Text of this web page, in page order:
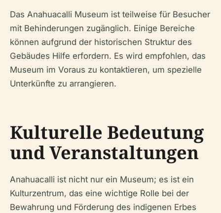
Das Anahuacalli Museum ist teilweise für Besucher
mit Behinderungen zugänglich. Einige Bereiche
können aufgrund der historischen Struktur des
Gebäudes Hilfe erfordern. Es wird empfohlen, das
Museum im Voraus zu kontaktieren, um spezielle
Unterkünfte zu arrangieren.
Kulturelle Bedeutung
und Veranstaltungen
Anahuacalli ist nicht nur ein Museum; es ist ein
Kulturzentrum, das eine wichtige Rolle bei der
Bewahrung und Förderung des indigenen Erbes